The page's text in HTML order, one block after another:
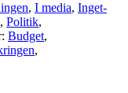
, I media, Inget-
, Politik,
Budget,
,